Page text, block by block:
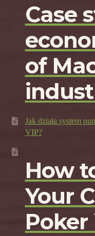
Case
of
Jak działa system
VIP?
How
Your
Poker